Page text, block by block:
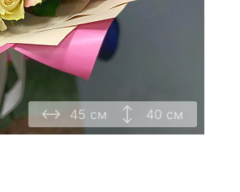
45 см 40 см